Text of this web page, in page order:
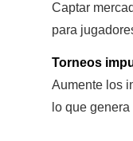
Captar
para
Torneos
Aumente los
lo que